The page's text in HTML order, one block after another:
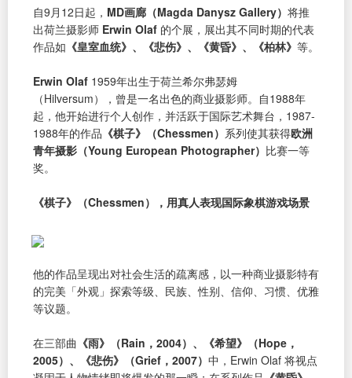
自9月12日起， MD画廊（Magda Danysz Gallery） 将推
出荷兰摄影师 Erwin Olaf 的个展，展出其不同时期的代表
作品如 《皇室血统》、《悲伤》、《黄昏》、《柏林》 等。
Erwin Olaf 1959年出生于荷兰希尔弗瑟姆
（Hilversum），曾是一名出色的商业摄影师。自1988年
起，他开始进行个人创作，并活跃于国际艺术舞台，1987-
1988年的作品 《棋子》（Chessmen） 系列使其获得欧洲
青年摄影（Young European Photographer） 比赛一等
奖。
《棋子》（Chessmen），用真人表现国际象棋游戏场景
他的作品呈现出对社会生活的疏离感，以一种商业摄影特有
的完美「外观」探索等级、民族、性别、信仰、习惯、优雅
等议题。
在三部曲 《雨》（Rain，2004）、《希望》（Hope，
2005）、《悲伤》（Grief，2007） 中，Erwin Olaf 将视点